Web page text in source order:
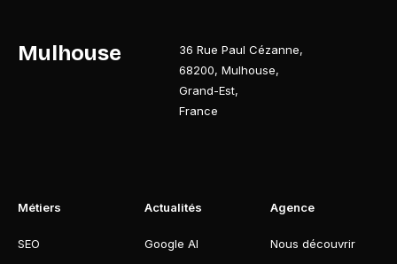
Mulhouse 36 Rue Paul Cézanne,
68200,Mulhouse,
Grand-Est,
France
Métiers
SEO
Actualités
Google AI
Agence
Nous découvrir